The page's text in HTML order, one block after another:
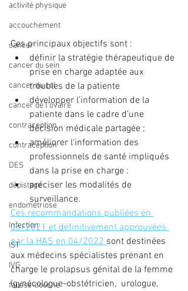
activité physique
accouchement
cancer
cancer du sein
cancer du col
cancer de l'ovaire
contraception
contraception
DES
dépistage
endométriose
Infection
IST
IVG
fausse-couche
Ces principaux objectifs sont :
définir la stratégie thérapeutique de
prise en charge adaptée aux
troubles de la patiente
développer l’information de la
patiente dans le cadre d’une
décision médicale partagée ;
améliorer l’information des
professionnels de santé impliqués
dans la prise en charge :
préciser les modalités de
surveillance.
Ces recommandations publiées en
06/2021 et définitivement approuvées
par la HAS en 04/2022 sont destinées
aux médecins spécialistes prenant en
charge le prolapsus génital de la femme
(gynécologue-obstétricien,  urologue,